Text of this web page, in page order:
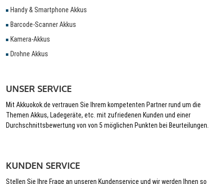
Handy & Smartphone Akkus
Barcode-Scanner Akkus
Kamera-Akkus
Drohne Akkus
UNSER SERVICE
Mit Akkuokok.de vertrauen Sie Ihrem kompetenten Partner rund um die
Themen Akkus, Ladegeräte, etc. mit zufriedenen Kunden und einer
Durchschnittsbewertung von von 5 möglichen Punkten bei Beurteilungen.
KUNDEN SERVICE
Stellen Sie Ihre Frage an unseren Kundenservice und wir werden Ihnen so